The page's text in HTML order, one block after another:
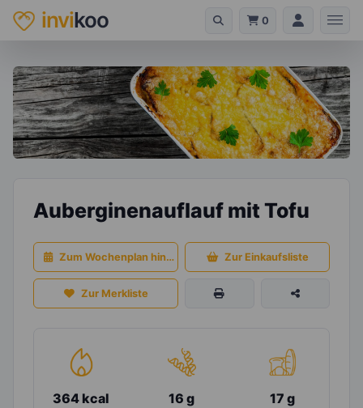
invikoo 0
Auberginenauflauf mit Tofu
Zum Wochenplan hinzufügen Zur Einkaufsliste
Zur Merkliste
364 kcal 16 g 17 g